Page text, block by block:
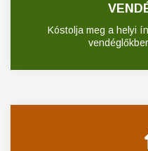
Kóstolja meg a helyi